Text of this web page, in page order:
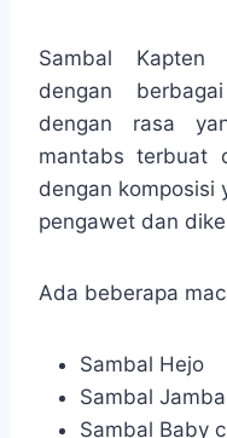
Sambal Kapten
dengan
dengan rasa
mantabs terbuat
dengan komposisi
pengawet dan
Ada beberapa
Sambal Hejo
Sambal
Sambal Baby